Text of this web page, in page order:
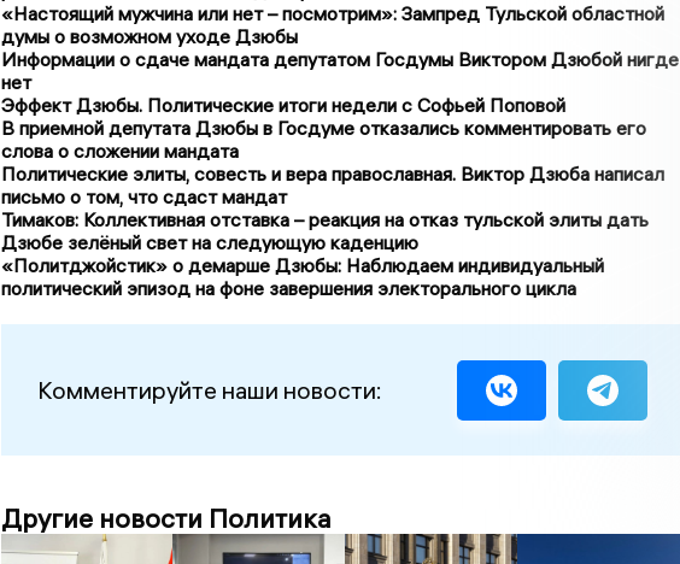
«Настоящий мужчина или нет – посмотрим»: Зампред Тульской областной
думы о возможном уходе Дзюбы
Информации о сдаче мандата депутатом Госдумы Виктором Дзюбой нигде
нет
Эффект Дзюбы. Политические итоги недели с Софьей Поповой
В приемной депутата Дзюбы в Госдуме отказались комментировать его
слова о сложении мандата
Политические элиты, совесть и вера православная. Виктор Дзюба написал
письмо о том, что сдаст мандат
Тимаков: Коллективная отставка – реакция на отказ тульской элиты дать
Дзюбе зелёный свет на следующую каденцию
«Политджойстик» о демарше Дзюбы: Наблюдаем индивидуальный
политический эпизод на фоне завершения электорального цикла
Комментируйте наши новости:
Другие новости Политика